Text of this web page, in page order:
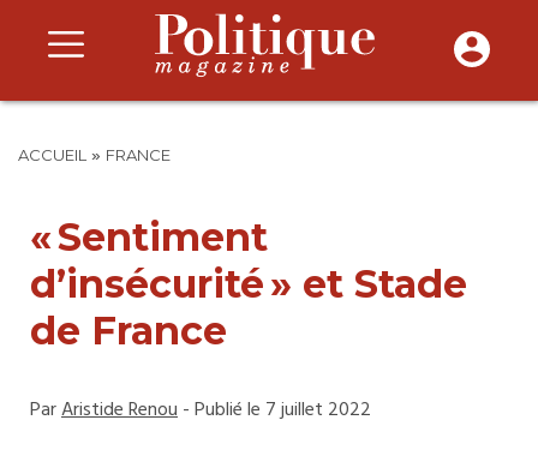
ACCUEIL » FRANCE
« Sentiment
d’insécurité » et Stade
de France
ParAristide Renou- Publié le 7 juillet 2022